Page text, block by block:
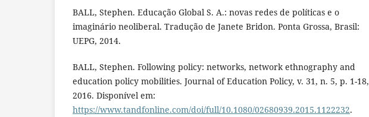
BALL, Stephen. Educação Global S. A.: novas redes de políticas e o
imaginário neoliberal. Tradução de Janete Bridon. Ponta Grossa, Brasil:
UEPG, 2014.
BALL, Stephen. Following policy: networks, network ethnography and
education policy mobilities. Journal of Education Policy, v. 31, n. 5, p. 1-18,
2016. Disponível em:
https://www.tandfonline.com/doi/full/10.1080/02680939.2015.1122232.